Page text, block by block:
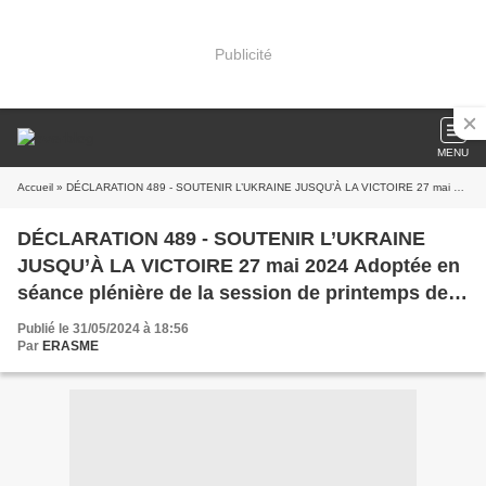
Publicité
MENU
Accueil » DÉCLARATION 489 - SOUTENIR L’UKRAINE JUSQU’À LA VICTOIRE 27 mai 2024 Adoptée en séance plénière de la session de printemps de l’Assemblée parlementaire de l’OTAN le lundi 27 mai 2024 à Sofia (Bulgarie)
DÉCLARATION 489 - SOUTENIR L’UKRAINE
JUSQU’À LA VICTOIRE 27 mai 2024 Adoptée en
séance plénière de la session de printemps de
l’Assemblée parlementaire de l’OTAN le lundi 27
mai 2024 à Sofia (Bulgarie)
Publié le 31/05/2024 à 18:56
Par ERASME